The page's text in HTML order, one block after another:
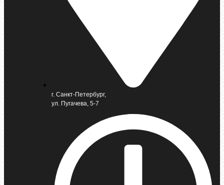
г. Санкт-Петербург,
ул. Пугачева, 5-7